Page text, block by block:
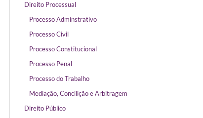
Direito Processual
Processo Adminstrativo
Processo Civil
Processo Constitucional
Processo Penal
Processo do Trabalho
Mediação, Concilição e Arbitragem
Direito Público